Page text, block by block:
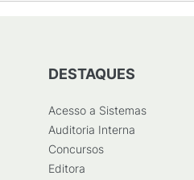
DESTAQUES
Acesso a Sistemas
Auditoria Interna
Concursos
Editora